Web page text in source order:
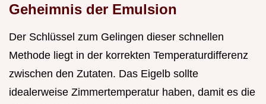
Geheimnis der Emulsion
Der Schlüssel zum Gelingen dieser schnellen
Methode liegt in der korrekten Temperaturdifferenz
zwischen den Zutaten. Das Eigelb sollte
idealerweise Zimmertemperatur haben, damit es die